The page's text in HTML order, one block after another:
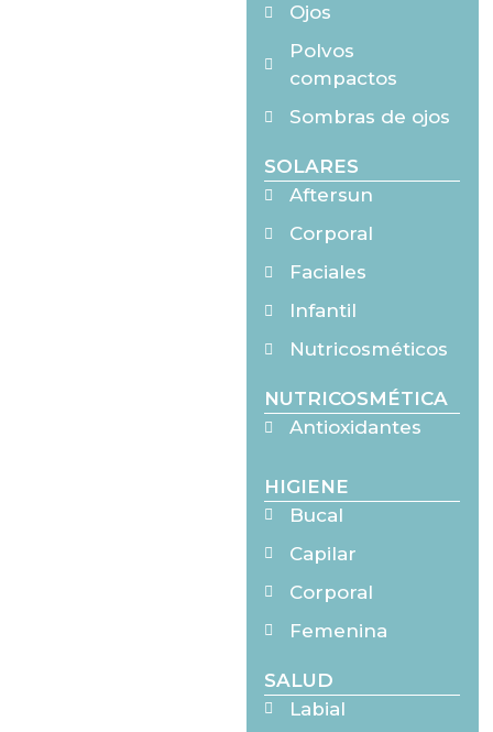
Ojos
Polvos
compactos
Sombras de ojos
SOLARES
Aftersun
Corporal
Faciales
Infantil
Nutricosméticos
NUTRICOSMÉTICA
Antioxidantes
HIGIENE
Bucal
Capilar
Corporal
Femenina
SALUD
Labial